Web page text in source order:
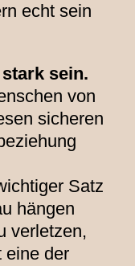
echt sein
sein.
von
sicheren
Satz
hängen
verletzen,
eine der